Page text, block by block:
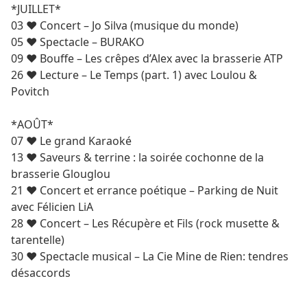
*JUILLET*
03 ♥ Concert – Jo Silva (musique du monde)
05 ♥ Spectacle – BURAKO
09 ♥ Bouffe – Les crêpes d’Alex avec la brasserie ATP
26 ♥ Lecture – Le Temps (part. 1) avec Loulou &
Povitch
*AOÛT*
07 ♥ Le grand Karaoké
13 ♥ Saveurs & terrine : la soirée cochonne de la
brasserie Glouglou
21 ♥ Concert et errance poétique – Parking de Nuit
avec Félicien LiA
28 ♥ Concert – Les Récupère et Fils (rock musette &
tarentelle)
30 ♥ Spectacle musical – La Cie Mine de Rien: tendres
désaccords